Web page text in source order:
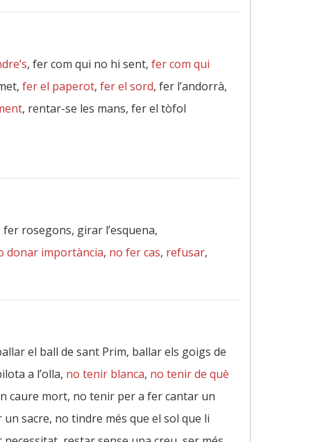
, fer com qui no hi sent, fer com qui
fer el paperot, fer el sord, fer l’andorrà,
, rentar-se les mans, fer el tòfol
rosegons, girar l’esquena,
donar importància, no fer cas, refusar,
el ball de sant Prim, ballar els goigs de
a l’olla, no tenir blanca, no tenir de què
caure mort, no tenir per a fer cantar un
sacre, no tindre més que el sol que li